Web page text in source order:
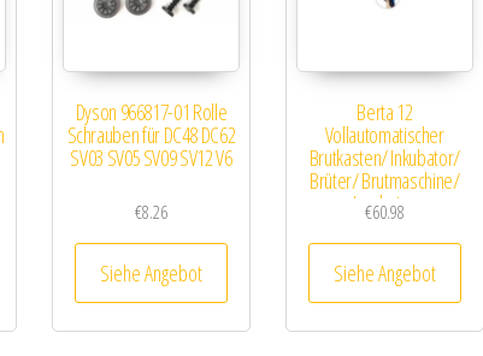
Dyson 966817-01 Rolle
Schrauben für DC48 DC62
SV03 SV05 SV09 SV12 V6
€8.26
Siehe Angebot
Berta 12
Vollautomatischer
Brutkasten/ Inkubator/
Brüter/ Brutmaschine/
Incubator
€60.98
Siehe Angebot